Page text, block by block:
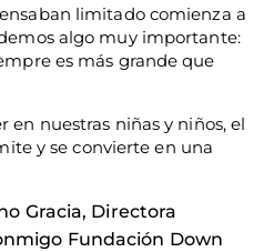
limitado comienza a
algo muy importante:
es más grande que
en nuestras niñas y niños, el
y se convierte en una
Gracia, Directora
Fundación Down